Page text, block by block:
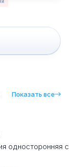
Показать все
односторонняя с